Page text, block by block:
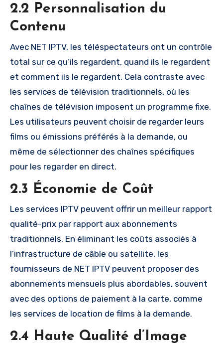
2.2 Personnalisation du
Contenu
Avec NET IPTV, les téléspectateurs ont un contrôle
total sur ce qu’ils regardent, quand ils le regardent
et comment ils le regardent. Cela contraste avec
les services de télévision traditionnels, où les
chaînes de télévision imposent un programme fixe.
Les utilisateurs peuvent choisir de regarder leurs
films ou émissions préférés à la demande, ou
même de sélectionner des chaînes spécifiques
pour les regarder en direct.
2.3 Économie de Coût
Les services IPTV peuvent offrir un meilleur rapport
qualité-prix par rapport aux abonnements
traditionnels. En éliminant les coûts associés à
l’infrastructure de câble ou satellite, les
fournisseurs de NET IPTV peuvent proposer des
abonnements mensuels plus abordables, souvent
avec des options de paiement à la carte, comme
les services de location de films à la demande.
2.4 Haute Qualité d’Image